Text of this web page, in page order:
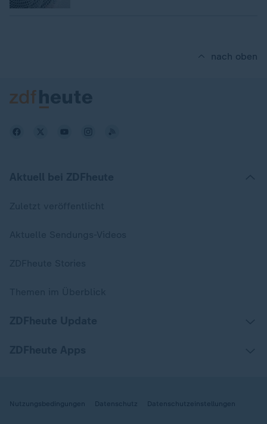
nach oben
Nutzungsbedingungen Datenschutz Datenschutzeinstellungen